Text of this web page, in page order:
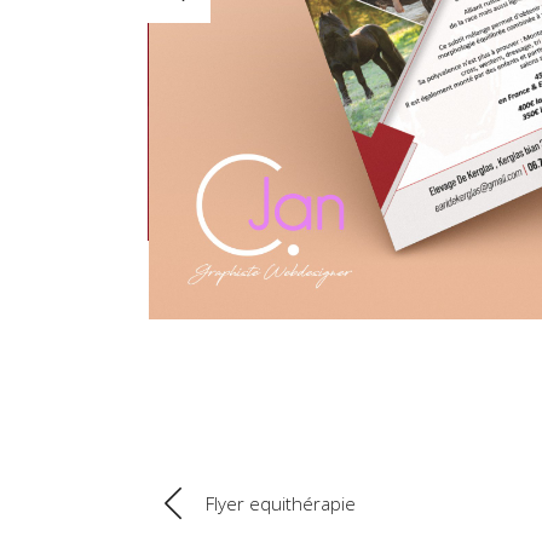
Flyer equithérapie